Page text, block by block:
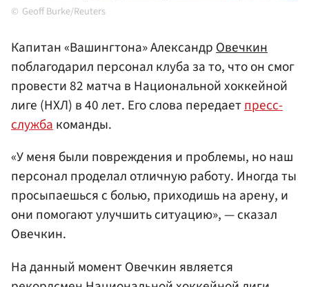
Geoff Burke/Reuters
Капитан «Вашингтона» АлександрОвечкин
поблагодарил персонал клуба за то, что он смог
провести 82 матча в Национальной хоккейной
лиге (НХЛ) в 40 лет. Его слова передаетпресс-
службакоманды.
«У меня были повреждения и проблемы, но наш
персонал проделал отличную работу. Иногда ты
просыпаешься с болью, приходишь на арену, и
они помогают улучшить ситуацию», — сказал
Овечкин.
На данный момент Овечкин является